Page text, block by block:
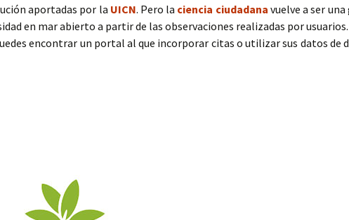
aportadas por la UICN. Pero la ciencia ciudadana vuelve a ser
en mar abierto a partir de las observaciones realizadas por
encontrar un portal al que incorporar citas o utilizar sus datos de
ciudadana